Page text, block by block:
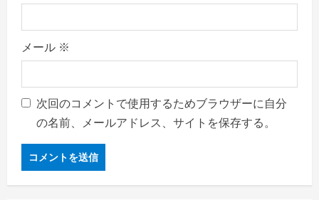
メール ※
次回のコメントで使用するためブラウザーに自分
の名前、メールアドレス、サイトを保存する。